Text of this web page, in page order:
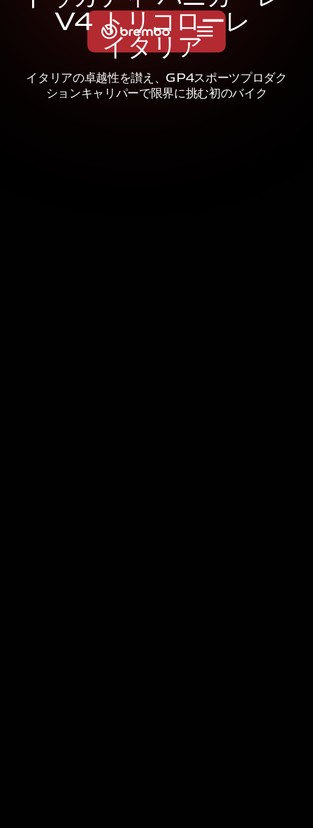
V4 ト リ コ ローレ
イタリア
イタリアの卓越性を讃え、GP4スポーツプロダク
ションキャリパーで限界に挑む初のバイク